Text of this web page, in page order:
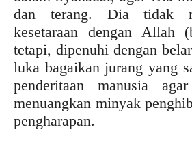
dan terang. Dia tidak
kesetaraan dengan Allah
tetapi, dipenuhi dengan
luka bagaikan jurang yang
penderitaan manusia
menuangkan minyak
pengharapan.